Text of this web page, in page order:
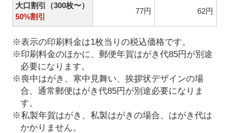
大口割引（300枚〜）
50%割引
77円 62円
※表示の印刷料金は1枚当りの税込価格です。
※印刷料金のほかに、郵便年賀はがき代85円が別途
必要になります。
※喪中はがき、寒中見舞い、挨拶状デザインの場
合、通常郵便はがき代85円が別途必要になりま
す。
※私製年賀はがき、私製はがきの場合、はがき代は
かかりません。